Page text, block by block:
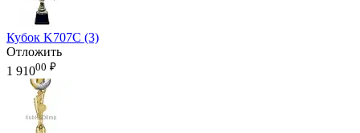
Кубок K707C (3)
Отложить
1 91000 ₽